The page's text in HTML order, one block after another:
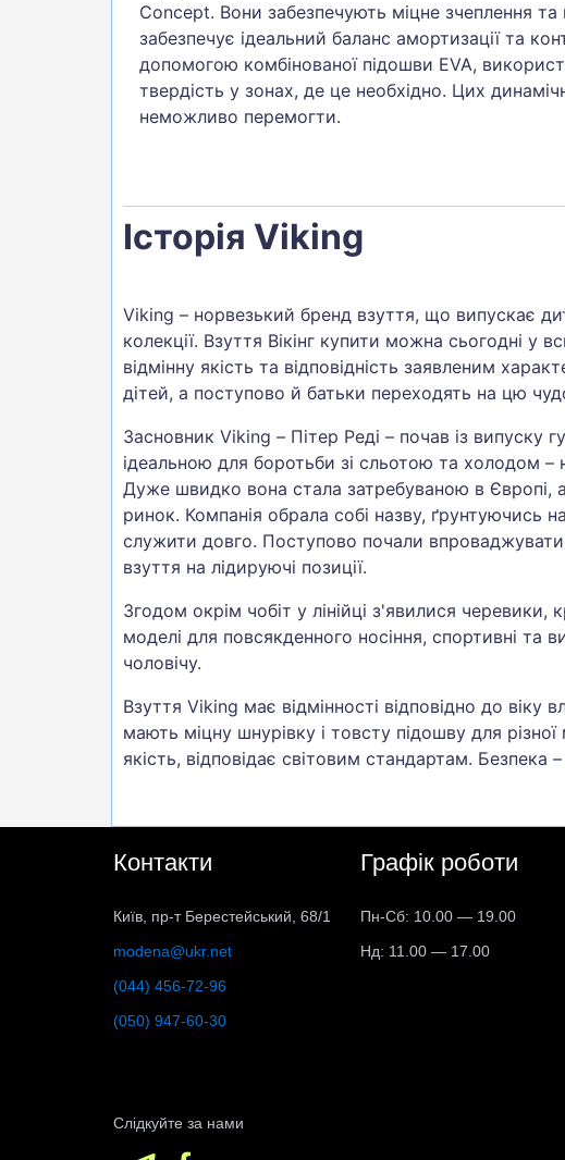
Concept. Вони забезпечують міцне зчеплення та
забезпечує ідеальний баланс амортизації та
допомогою комбінованої підошви EVA,
твердість у зонах, де це необхідно. Цих
неможливо перемогти.
Історія Viking
Viking – норвезький бренд взуття, що випускає
колекції. Взуття Вікінг купити можна сьогодні у
відмінну якість та відповідність заявленим
дітей, а поступово й батьки переходять на цю
Засновник Viking – Пітер Реді – почав із випуску
ідеальною для боротьби зі сльотою та холодом –
Дуже швидко вона стала затребуваною в Європі,
ринок. Компанія обрала собі назву, ґрунтуючись
служити довго. Поступово почали впроваджувати
взуття на лідируючі позиції.
Згодом окрім чобіт у лінійці з'явилися
моделі для повсякденного носіння, спортивні та
чоловічу.
Взуття Viking має відмінності відповідно до віку
мають міцну шнурівку і товсту підошву для
якість, відповідає світовим стандартам.
Контакти
Київ, пр-т Берестейський, 68/1
modena@ukr.net
(044) 456-72-96
(050) 947-60-30
Графік роботи
Пн-Сб: 10.00 — 19.00
Нд: 11.00 — 17.00
Слідкуйте за нами